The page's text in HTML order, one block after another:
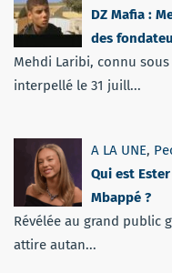
DZ Mafia :
des
Mehdi Laribi, connu
interpellé le 31 juill...
A LA UNE,
Qui est
Mbappé ?
Révélée au grand public
attire autan...